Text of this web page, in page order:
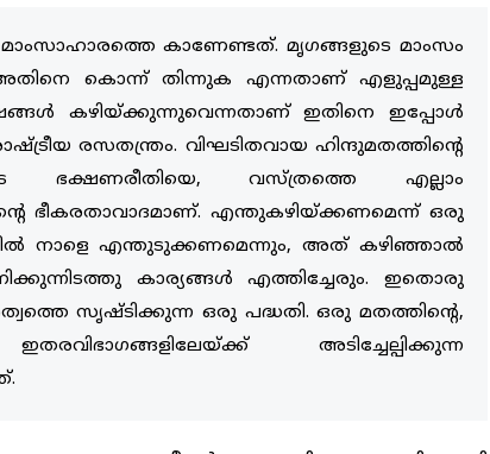
കാണേണ്ടത്. മൃഗങ്ങളുടെ മാംസം
അതിനെ കൊന്ന് തിന്നുക എന്നതാണ് എളുപ്പമുള്ള
കഴിയ്ക്കുന്നുവെന്നതാണ് ഇതിനെ ഇപ്പോള്‍
രസതന്ത്രം. വിഘടിതവായ ഹിന്ദുമതത്തിന്റെ
ഭക്ഷണരീതിയെ, വസ്ത്രത്തെ എല്ലാം
ഭീകരതാവാദമാണ്. എന്തുകഴിയ്ക്കണമെന്ന് ഒരു
നാളെ എന്തുടുക്കണമെന്നും, അത് കഴിഞ്ഞാല്‍
കാര്യങ്ങള്‍ എത്തിച്ചേരും. ഇതൊരു
സൃഷ്ടിക്കുന്ന ഒരു പദ്ധതി. ഒരു മതത്തിന്റെ,
അടിച്ചേല്പിക്കുന്ന